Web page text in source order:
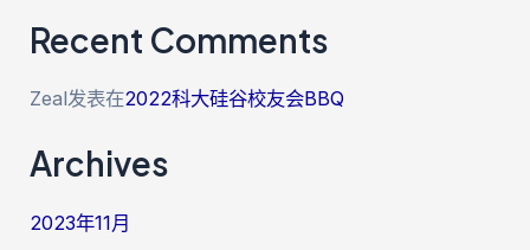
Recent Comments
Zeal发表在2022科大硅谷校友会BBQ
Archives
2023年11月